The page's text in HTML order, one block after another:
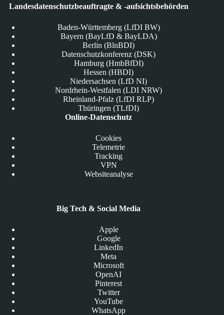
Landesdatenschutzbeauftragte & -aufsichtsbehörden
Baden-Württemberg (LfDI BW)
Bayern (BayLfD & BayLDA)
Berlin (BlnBDI)
Datenschutzkonferenz (DSK)
Hamburg (HmbBfDI)
Hessen (HBDI)
Niedersachsen (LfD NI)
Nordrhein-Westfalen (LDI NRW)
Rheinland-Pfalz (LfDI RLP)
Thüringen (TLfDI)
Online-Datenschutz
Cookies
Telemetrie
Tracking
VPN
Websiteanalyse
Big Tech & Social Media
Apple
Google
LinkedIn
Meta
Microsoft
OpenAI
Pinterest
Twitter
YouTube
WhatsApp